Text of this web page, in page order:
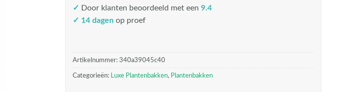
✓ Door klanten beoordeeld met een 9.4
✓ 14 dagenop proef
Artikelnummer: 340a39045c40
Categorieën: Luxe Plantenbakken, Plantenbakken